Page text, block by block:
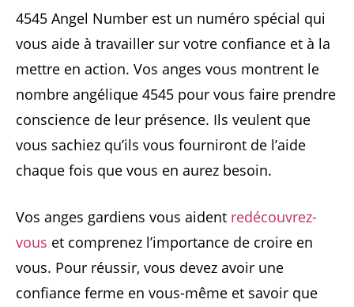
4545 Angel Number est un numéro spécial qui
vous aide à travailler sur votre confiance et à la
mettre en action. Vos anges vous montrent le
nombre angélique 4545 pour vous faire prendre
conscience de leur présence. Ils veulent que
vous sachiez qu’ils vous fourniront de l’aide
chaque fois que vous en aurez besoin.
Vos anges gardiens vous aident redécouvrez-
vous et comprenez l’importance de croire en
vous. Pour réussir, vous devez avoir une
confiance ferme en vous-même et savoir que